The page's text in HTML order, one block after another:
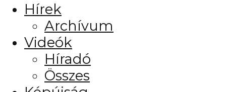
Hírek
Archívum
Videók
Híradó
Összes